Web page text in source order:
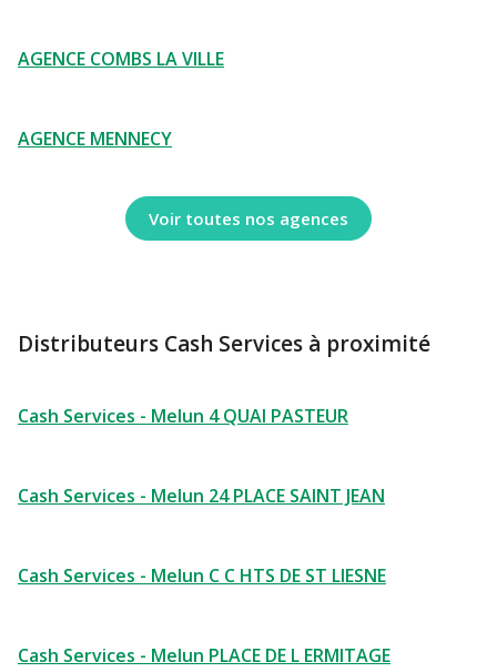
AGENCE COMBS LA VILLE
AGENCE MENNECY
Voir toutes nos agences
Distributeurs Cash Services à proximité
Cash Services - Melun 4 QUAI PASTEUR
Cash Services - Melun 24 PLACE SAINT JEAN
Cash Services - Melun C C HTS DE ST LIESNE
Cash Services - Melun PLACE DE L ERMITAGE